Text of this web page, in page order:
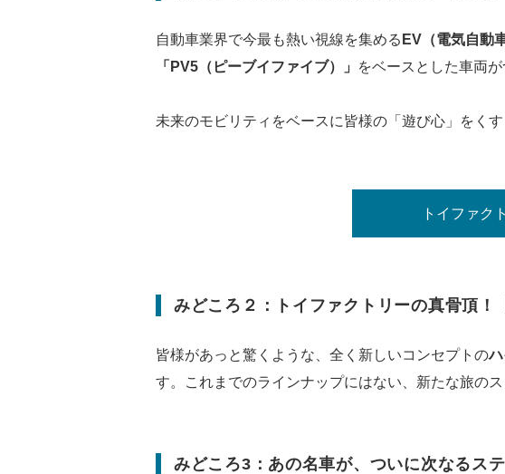
自動車業界で今最も熱い視線を集める EV（電気自動車
「PV5（ピーブイファイブ）」
をベースとした車両
未来のモビリティをベースに皆様の「遊び心」をく
トイファク
みどころ２：トイファクトリーの真骨頂！
皆様があっと驚くような、全く新しいコンセプトの
す。これまでのラインナップにはない、新たな旅のス
みどころ3：あの名車が、ついに次なるステ